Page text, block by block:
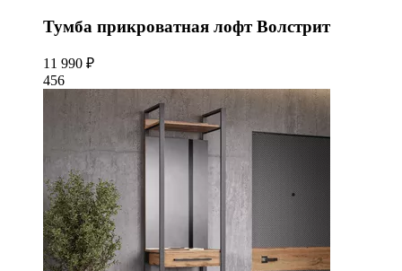
Тумба прикроватная лофт Волстрит
11 990 ₽
456